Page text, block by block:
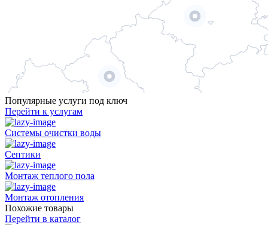
Популярные услуги под ключ
Перейти к услугам
Системы очистки воды
Септики
Монтаж теплого пола
Монтаж отопления
Похожие товары
Перейти в каталог